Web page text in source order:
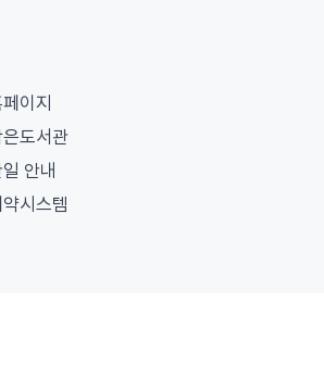
이지
도서관
안내
시스템